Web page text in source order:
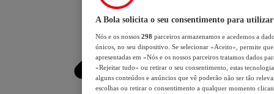
A Bola solicita o seu consentimento para utilizar
Nós e os nossos 298 parceiros armazenamos e acedemos a
únicos, no seu dispositivo. Se selecionar «Aceito», permite
apresentadas em «Nós e os nossos parceiros tratamos dados
«Rejeitar tudo» ou retirar o seu consentimento, estas
alguns conteúdos e anúncios que vê poderão não ser tão
escolhas ou retirar o consentimento a qualquer momento